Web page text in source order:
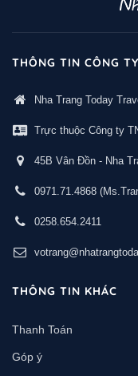
THÔNG TIN CÔNG TY
Nha Trang Today
Trực thuộc Công ty
45B Vân Đồn - Nha
0971.71.4868
0258.654.2411
THÔNG TIN KHÁC
Thanh Toán
Góp ý